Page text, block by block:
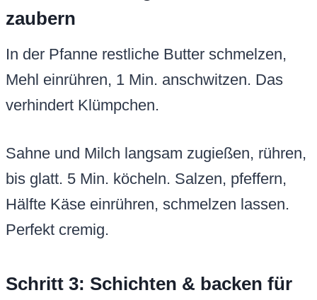
zaubern
In der Pfanne restliche Butter schmelzen,
Mehl einrühren, 1 Min. anschwitzen. Das
verhindert Klümpchen.
Sahne und Milch langsam zugießen, rühren,
bis glatt. 5 Min. köcheln. Salzen, pfeffern,
Hälfte Käse einrühren, schmelzen lassen.
Perfekt cremig.
Schritt 3: Schichten & backen für